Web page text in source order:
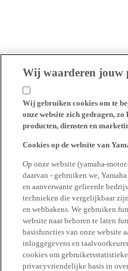
Wij waarderen jouw
Wij gebruiken cookies om te
onze website zich gedragen,
producten, diensten en
Cookies op de website van
Op onze website (yamaha-
daarvan - gebruiken we,
en aanverwante gelieerde
technieken die vergelijkbaar
en webbakens. We gebruiken
website naar behoren te laten
basisfuncties van onze website
inloggegevens en
cookies om
privacyvriendelijke basis in